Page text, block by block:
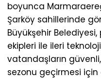
boyunca
Şarköy sahillerinde
Büyükşehir
ekipleri ile ileri
vatandaşların
sezonu geçirmesi için